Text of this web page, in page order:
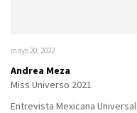
mayo 20, 2022
Andrea Meza
Miss Universo 2021
Entrevista Mexicana Universal